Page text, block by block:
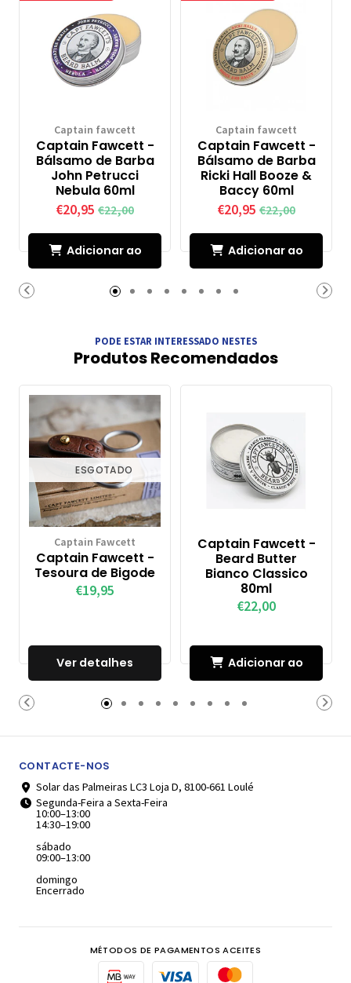
Captain fawcett
Captain Fawcett -
Bálsamo de Barba
John Petrucci
Nebula 60ml
€20,95 €22,00
Adicionar ao
Carrinho
Captain fawcett
Captain Fawcett -
Bálsamo de Barba
Ricki Hall Booze &
Baccy 60ml
€20,95 €22,00
Adicionar ao
Carrinho
PODE ESTAR INTERESSADO NESTES
Produtos Recomendados
ESGOTADO
Captain Fawcett
Captain Fawcett -
Tesoura de Bigode
€19,95
Ver detalhes
Captain Fawcett -
Beard Butter
Bianco Classico
80ml
€22,00
Adicionar ao
Carrinho
CONTACTE-NOS
Solar das Palmeiras LC3 Loja D, 8100-661 Loulé
Segunda-Feira a Sexta-Feira
10:00–13:00
14:30–19:00
sábado
09:00–13:00
domingo
Encerrado
MÉTODOS DE PAGAMENTOS ACEITES